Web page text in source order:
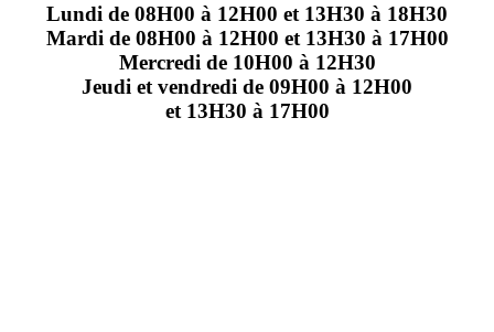
Lundi de 08H00 à 12H00 et 13H30 à 18H30
Mardi de 08H00 à 12H00 et 13H30 à 17H00
Mercredi de 10H00 à 12H30
Jeudi et vendredi de 09H00 à 12H00
et 13H30 à 17H00